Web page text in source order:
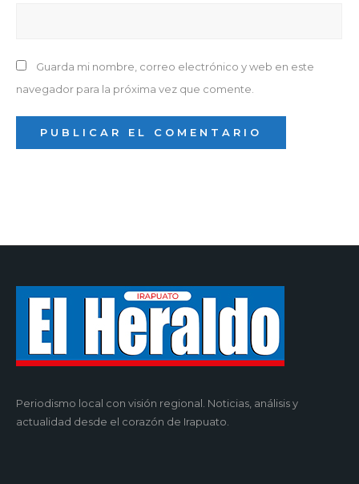
Guarda mi nombre, correo electrónico y web en este
navegador para la próxima vez que comente.
Periodismo local con visión regional. Noticias, análisis y
actualidad desde el corazón de Irapuato.